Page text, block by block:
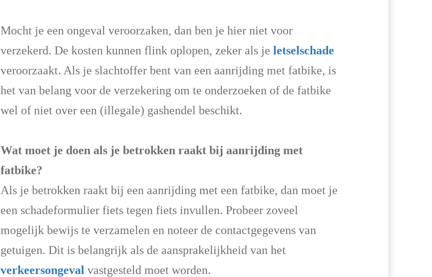
Mocht je een ongeval veroorzaken, dan ben je hier niet voor
verzekerd. De kosten kunnen flink oplopen, zeker als je letselschade
veroorzaakt. Als je slachtoffer bent van een aanrijding met fatbike, is
het van belang voor de verzekering om te onderzoeken of de fatbike
wel of niet over een (illegale) gashendel beschikt.
Wat moet je doen als je betrokken raakt bij aanrijding met
fatbike?
Als je betrokken raakt bij een aanrijding met een fatbike, dan moet je
een schadeformulier fiets tegen fiets invullen. Probeer zoveel
mogelijk bewijs te verzamelen en noteer de contactgegevens van
getuigen. Dit is belangrijk als de aansprakelijkheid van het
verkeersongeval vastgesteld moet worden.